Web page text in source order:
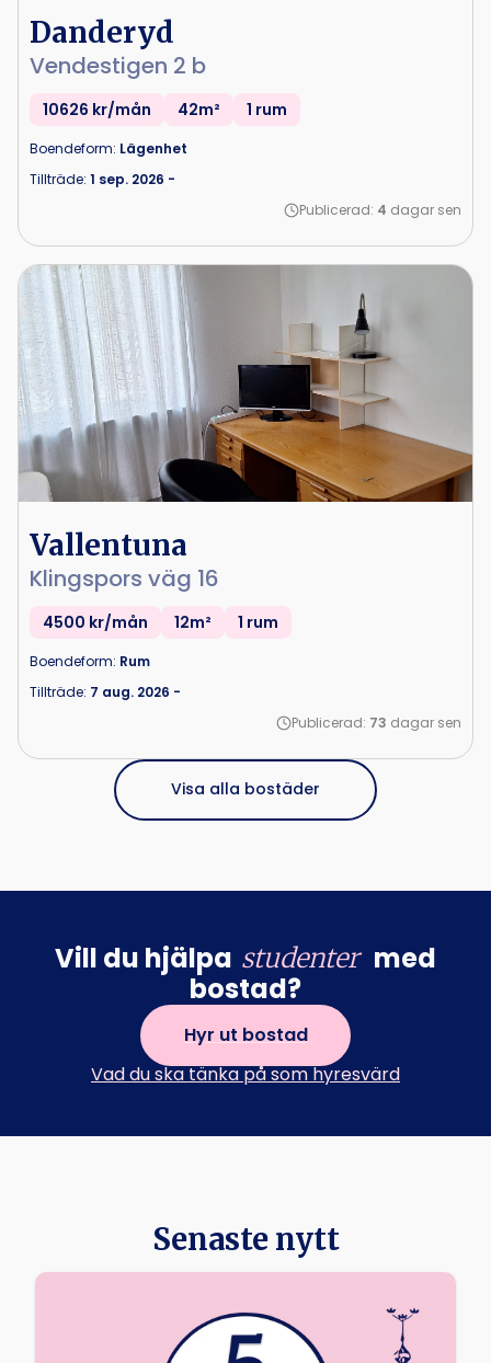
Danderyd
Vendestigen 2 b
10626 kr/mån 42m² 1 rum
Boendeform: Lägenhet
Tillträde: 1 sep. 2026 -
Publicerad: 4 dagar sen
Vallentuna
Klingspors väg 16
4500 kr/mån 12m² 1 rum
Boendeform: Rum
Tillträde: 7 aug. 2026 -
Publicerad: 73 dagar sen
Visa alla bostäder
Vill du hjälpa studenter med
bostad?
Hyr ut bostad
Vad du ska tänka på som hyresvärd
Senaste nytt